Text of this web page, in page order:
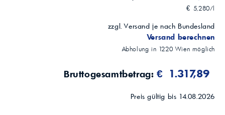
€ 5,280/l
zzgl. Versand je nach Bundesland
Versand berechnen
Abholung in 1220 Wien möglich
Bruttogesamtbetrag: € 1.317,89
Preis gültig bis 14.08.2026